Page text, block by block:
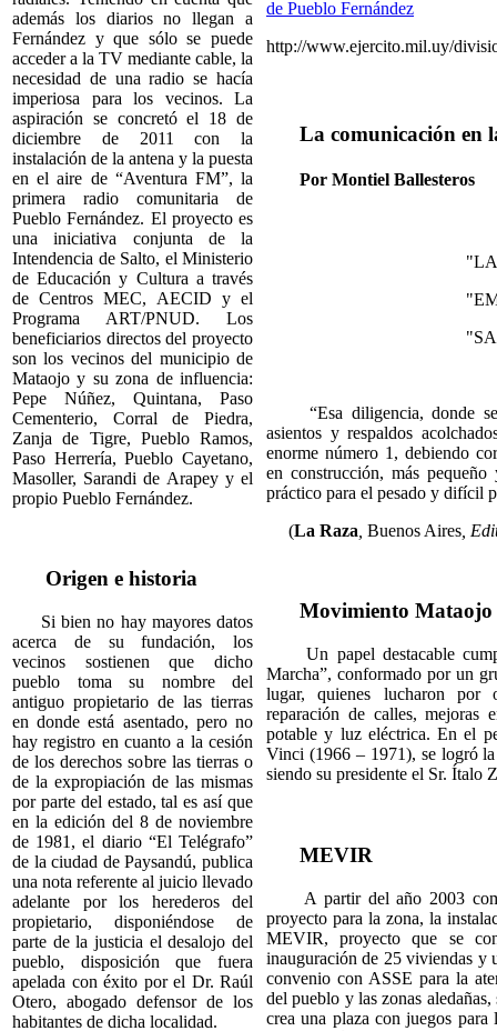
además los diarios no llegan a
Fernández y que sólo se puede
acceder a la TV mediante cable, la
necesidad de una radio se hacía
imperiosa para los vecinos. La
aspiración se concretó el 18 de
diciembre de 2011 con la
instalación de la antena y la puesta
en el aire de “Aventura FM”, la
primera radio comunitaria de
Pueblo Fernández. El proyecto es
una iniciativa conjunta de la
Intendencia de Salto, el Ministerio
de Educación y Cultura a través
de Centros MEC, AECID y el
Programa ART/PNUD. Los
beneficiarios directos del proyecto
son los vecinos del municipio de
Mataojo y su zona de influencia:
Pepe Núñez, Quintana, Paso
Cementerio, Corral de Piedra,
Zanja de Tigre, Pueblo Ramos,
Paso Herrería, Pueblo Cayetano,
Masoller, Sarandi de Arapey y el
propio Pueblo Fernández.
Origen e historia
Si bien no hay mayores datos
acerca de su fundación, los
vecinos sostienen que dicho
pueblo toma su nombre del
antiguo propietario de las tierras
en donde está asentado, pero no
hay registro en cuanto a la cesión
de los derechos sobre las tierras o
de la expropiación de las mismas
por parte del estado, tal es así que
en la edición del 8 de noviembre
de 1981, el diario “El Telégrafo”
de la ciudad de Paysandú, publica
una nota referente al juicio llevado
adelante por los herederos del
propietario, disponiéndose de
parte de la justicia el desalojo del
pueblo, disposición que fuera
apelada con éxito por el Dr. Raúl
Otero, abogado defensor de los
habitantes de dicha localidad.
http://www.ejercito.mil.uy/
La comunicación en
Por Montiel Ballesteros
“Esa diligencia, donde se
asientos y respaldos
enorme número 1, debiendo
en construcción, más
práctico para el pesado y difícil
(La Raza Buenos Aires ,
Movimiento Mataojo
Un papel destacable
Marcha”, conformado por un
lugar, quienes lucharon por
reparación de calles, mejoras
potable y luz eléctrica. En el
Vinci (1966 – 1971), se logró
siendo su presidente el Sr. Ítalo
MEVIR
A partir del año 2003
proyecto para la zona, la
MEVIR, proyecto que se
inauguración de 25 viviendas y
convenio con ASSE para la
del pueblo y las zonas
crea una plaza con juegos